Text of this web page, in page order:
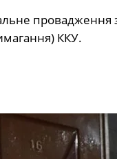
ККУ.